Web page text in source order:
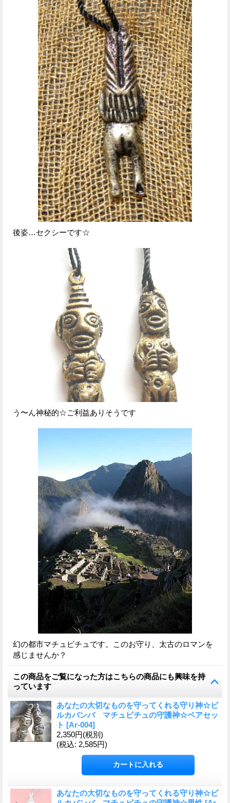
後姿…セクシーです☆
う〜ん神秘的☆ご利益ありそうです
幻の都市マチュピチュです。このお守り、太古のロマンを
感じませんか？
この商品をご覧になった方はこちらの商品にも興味を持
っています
あなたの大切なものを守ってくれる守り神☆ビ
ルカバンバ マチュピチュの守護神☆ペアセッ
ト [Ar-004]
2,350円(税別)
(税込: 2,585円)
あなたの大切なものを守ってくれる守り神☆ビ